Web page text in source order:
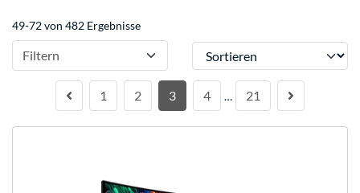
49-72 von 482 Ergebnisse
Filtern Sortieren
1 2 3 4 … 21